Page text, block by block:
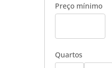
Preço mínimo
Quartos